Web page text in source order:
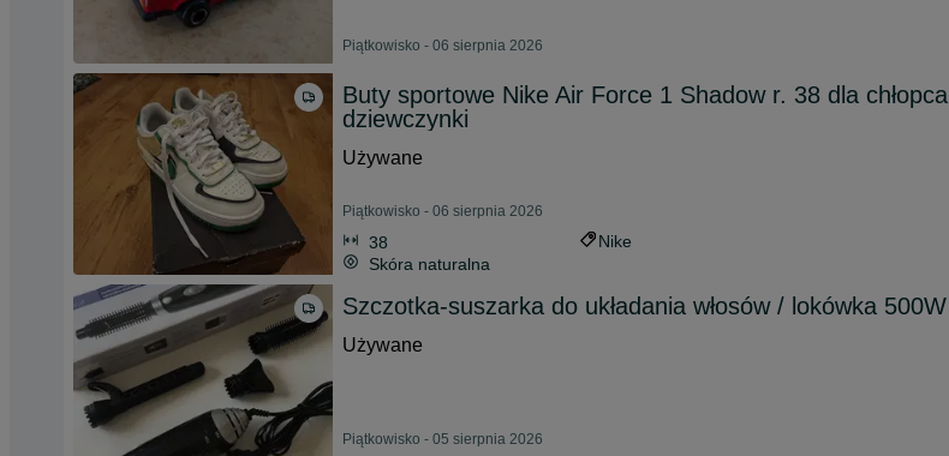
Piątkowisko - 06 sierpnia 2026
Buty sportowe Nike Air Force 1 Shadow r. 38 dla chłopca
dziewczynki
Używane
Piątkowisko - 06 sierpnia 2026
38
Nike
Skóra naturalna
Szczotka-suszarka do układania włosów / lokówka 500W
Używane
Piątkowisko - 05 sierpnia 2026